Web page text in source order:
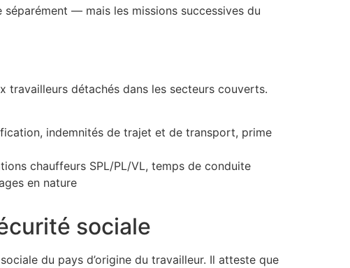
— mais les missions successives du
travailleurs détachés dans les secteurs couverts.
indemnités de trajet et de transport, prime
chauffeurs SPL/PL/VL, temps de conduite
en nature
sociale
du pays d’origine du travailleur. Il atteste que